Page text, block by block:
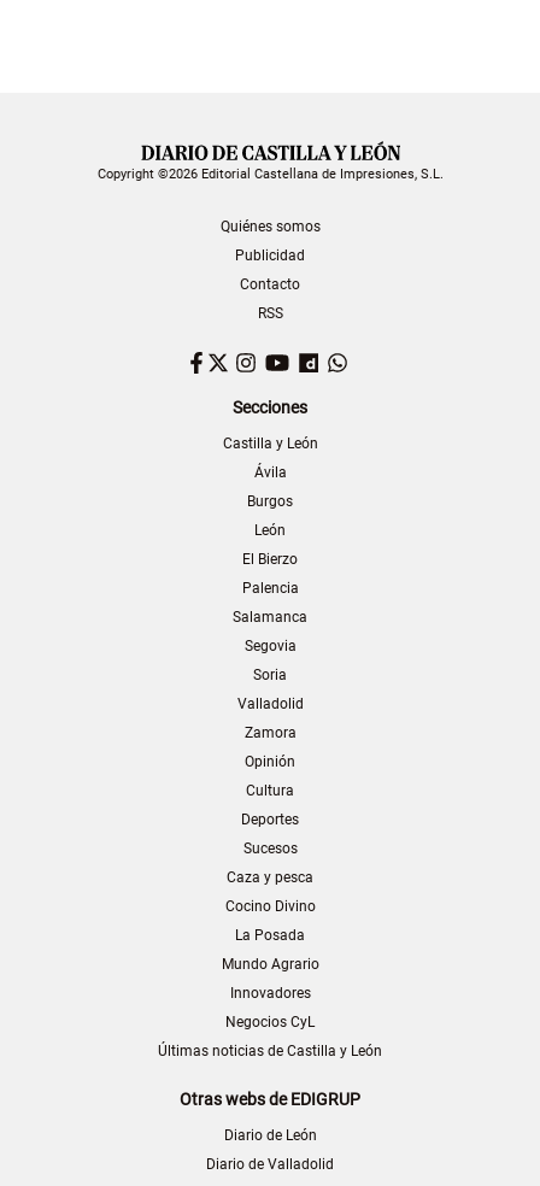
Copyright ©2026 Editorial Castellana de Impresiones, S.L.
Quiénes somos
Publicidad
Contacto
RSS
Facebook
TwitterInstagram
YouTubeDailymotion
Secciones
Castilla y León
Ávila
Burgos
León
El Bierzo
Palencia
Salamanca
Segovia
Soria
Valladolid
Zamora
Opinión
Cultura
Deportes
Sucesos
Caza y pesca
Cocino Divino
La Posada
Mundo Agrario
Innovadores
Negocios CyL
Últimas noticias de Castilla y León
Otras webs de EDIGRUP
Diario de León
Diario de Valladolid